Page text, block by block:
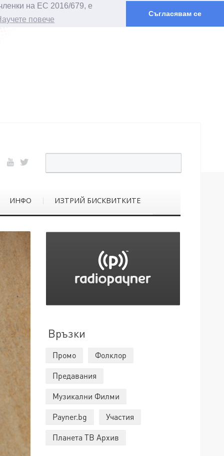
на ЕС 2016/679, е
повече
Съгласявам се
ИНФО ИЗТРИЙ БИСКВИТКИТЕ
Връзки
Промо
Фолклор
Предавания
Музикални Филми
Payner.bg
Участия
Планета ТВ Архив